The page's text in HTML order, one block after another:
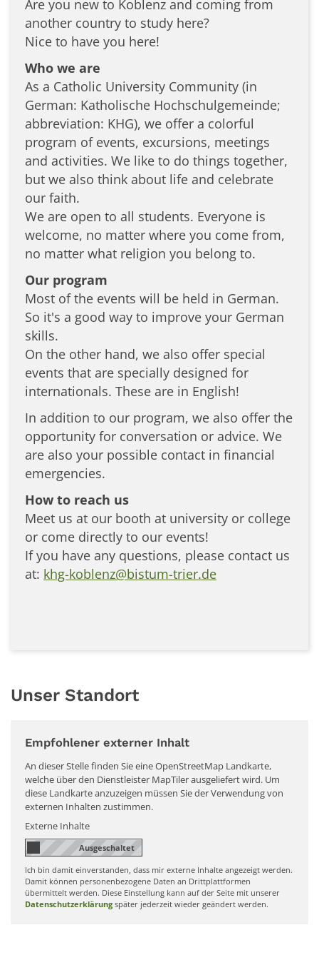
Are you new to Koblenz and coming from
another country to study here?
Nice to have you here!
Who we are
As a Catholic University Community (in
German: Katholische Hochschulgemeinde;
abbreviation: KHG), we offer a colorful
program of events, excursions, meetings
and activities. We like to do things together,
but we also think about life and celebrate
our faith.
We are open to all students. Everyone is
welcome, no matter where you come from,
no matter what religion you belong to.
Our program
Most of the events will be held in German.
So it's a good way to improve your German
skills.
On the other hand, we also offer special
events that are specially designed for
internationals. These are in English!
In addition to our program, we also offer the
opportunity for conversation or advice. We
are also your possible contact in financial
emergencies.
How to reach us
Meet us at our booth at university or college
or come directly to our events!
If you have any questions, please contact us
at: khg-koblenz@bistum-trier.de
Unser Standort
Empfohlener externer Inhalt
An dieser Stelle finden Sie eine OpenStreetMap Landkarte,
welche über den Dienstleister MapTiler ausgeliefert wird. Um
diese Landkarte anzuzeigen müssen Sie der Verwendung von
externen Inhalten zustimmen.
Externe Inhalte
Ich bin damit einverstanden, dass mir externe Inhalte angezeigt werden.
Damit können personenbezogene Daten an Drittplattformen
übermittelt werden. Diese Einstellung kann auf der Seite mit unserer
Datenschutzerklärung später jederzeit wieder geändert werden.